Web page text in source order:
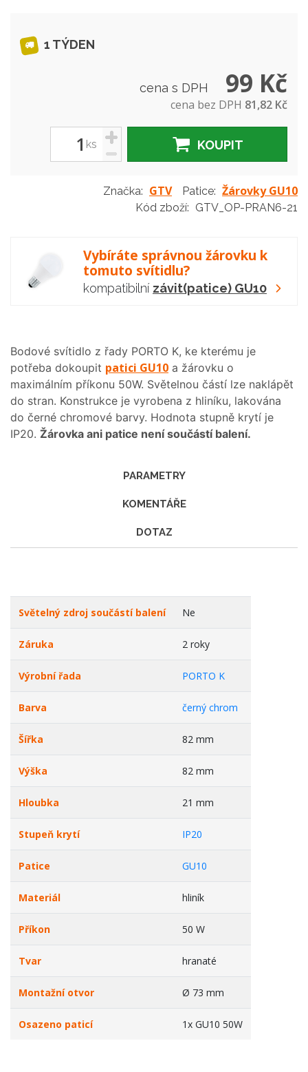
1 TÝDEN
cena s DPH 99 Kč
cena bez DPH 81,82 Kč
ks
+
-
KOUPIT
Značka: GTV Patice: Žárovky GU10
Kód zboží: GTV_OP-PRAN6-21
Vybíráte správnou žárovku k
tomuto svítidlu?
kompatibilní závit(patice) GU10
Bodové svítidlo z řady PORTO K, ke kterému je
potřeba dokoupit patici GU10 a žárovku o
maximálním příkonu 50W. Světelnou částí lze naklápět
do stran. Konstrukce je vyrobena z hliníku, lakována
do černé chromové barvy. Hodnota stupně krytí je
IP20. Žárovka ani patice není součástí balení.
PARAMETRY
KOMENTÁŘE
DOTAZ
Světelný zdroj součástí balení Ne
Záruka 2 roky
Výrobní řada PORTO K
Barva černý chrom
Šířka 82 mm
Výška 82 mm
Hloubka 21 mm
Stupeň krytí IP20
Patice GU10
Materiál hliník
Příkon 50 W
Tvar hranaté
Montažní otvor Ø 73 mm
Osazeno paticí 1x GU10 50W